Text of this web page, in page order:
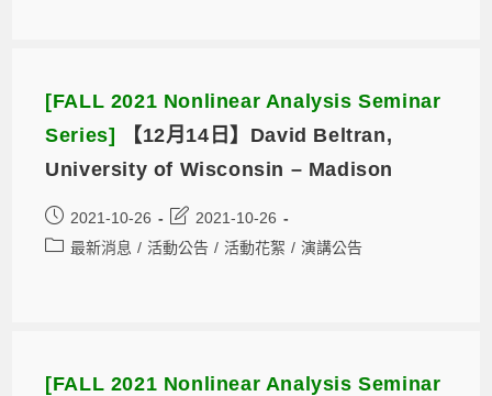
[FALL 2021 Nonlinear Analysis Seminar
Series]
【12月14日】David Beltran,
University of Wisconsin – Madison
2021-10-26
2021-10-26
最新消息 / 活動公告 / 活動花絮 / 演講公告
[FALL 2021 Nonlinear Analysis Seminar